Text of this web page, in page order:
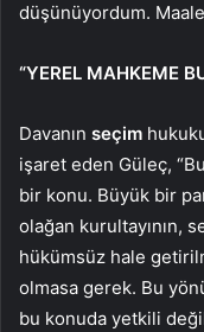
düşünüyordum.
“YEREL MAHKEME
Davanın seçim
işaret eden Güleç,
bir konu. Büyük bir
olağan kurultayının,
hükümsüz hale
olmasa gerek. Bu
bu konuda yetkili